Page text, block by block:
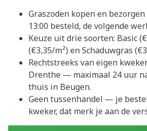
Graszoden kopen en
13:00 besteld, de volgende
Keuze uit drie soorten: Basic
(€3,35/m²) en Schaduwgras
Rechtstreeks van eigen
Drenthe — maximaal 24 uur
thuis in Beugen.
Geen tussenhandel — je
kweker, dat merk je aan de